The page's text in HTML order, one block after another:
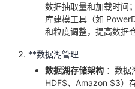
数据抽取量和加载时间
库建模工具（如
和粒度调整，提高数据
**数据湖管理
数据湖存储架构 ：数据
HDFS、Amazon S3）